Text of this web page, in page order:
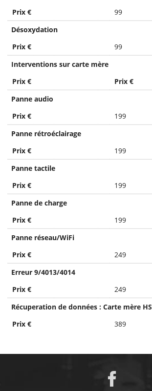
Prix €
99
Désoxydation
Prix €
99
Interventions sur carte mère
Prix €
Prix €
Panne audio
Prix €
199
Panne rétroéclairage
Prix €
199
Panne tactile
Prix €
199
Panne de charge
Prix €
199
Panne réseau/WiFi
Prix €
249
Erreur 9/4013/4014
Prix €
249
Récuperation de données : Carte mère HS
Prix €
389